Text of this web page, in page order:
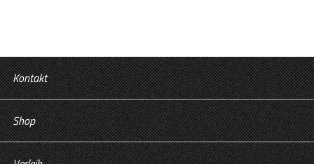
Kontakt
Shop